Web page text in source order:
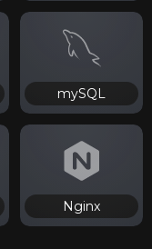
mySQL
Nginx